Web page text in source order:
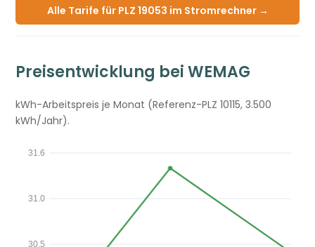
Alle Tarife für PLZ 19053 im Stromrechner →
Preisentwicklung bei WEMAG
kWh-Arbeitspreis je Monat (Referenz-PLZ 10115, 3.500
kWh/Jahr).